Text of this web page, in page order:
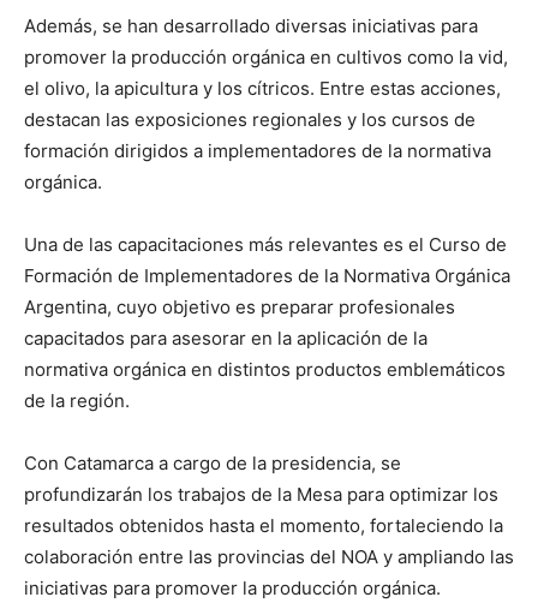
Además, se han desarrollado diversas iniciativas para
promover la producción orgánica en cultivos como la vid,
el olivo, la apicultura y los cítricos. Entre estas acciones,
destacan las exposiciones regionales y los cursos de
formación dirigidos a implementadores de la normativa
orgánica.
Una de las capacitaciones más relevantes es el Curso de
Formación de Implementadores de la Normativa Orgánica
Argentina, cuyo objetivo es preparar profesionales
capacitados para asesorar en la aplicación de la
normativa orgánica en distintos productos emblemáticos
de la región.
Con Catamarca a cargo de la presidencia, se
profundizarán los trabajos de la Mesa para optimizar los
resultados obtenidos hasta el momento, fortaleciendo la
colaboración entre las provincias del NOA y ampliando las
iniciativas para promover la producción orgánica.